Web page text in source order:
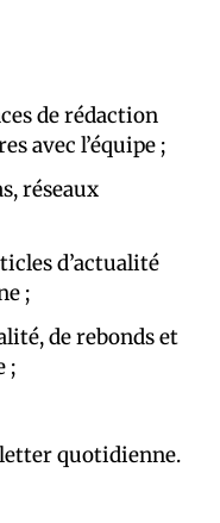
de rédaction
avec l’équipe ;
réseaux
d’actualité
;
de rebonds et
;
quotidienne.